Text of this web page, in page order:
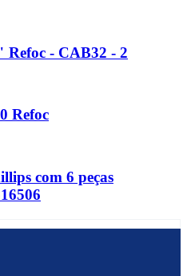
Refoc - CAB32 - 2
Refoc
com 6 peças